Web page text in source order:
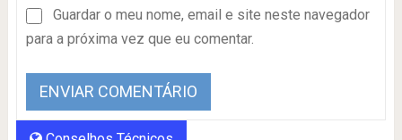
Guardar o meu nome, email e site neste navegador
para a próxima vez que eu comentar.